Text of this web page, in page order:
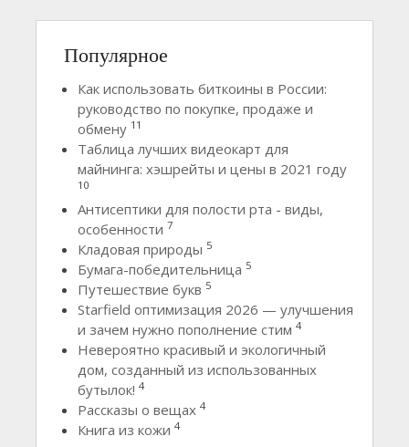
Популярное
Как использовать биткоины в России:
руководство по покупке, продаже и
обмену 11
Таблица лучших видеокарт для
майнинга: хэшрейты и цены в 2021 году
10
Антисептики для полости рта - виды,
особенности 7
Кладовая природы 5
Бумага-победительница 5
Путешествие букв 5
Starfield оптимизация 2026 — улучшения
и зачем нужно пополнение стим 4
Невероятно красивый и экологичный
дом, созданный из использованных
бутылок! 4
Рассказы о вещах 4
Книга из кожи 4